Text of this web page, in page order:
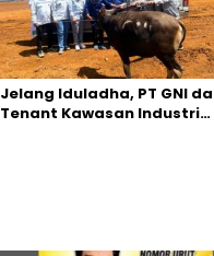
Jelang Iduladha, PT GNI
Tenant Kawasan Industri